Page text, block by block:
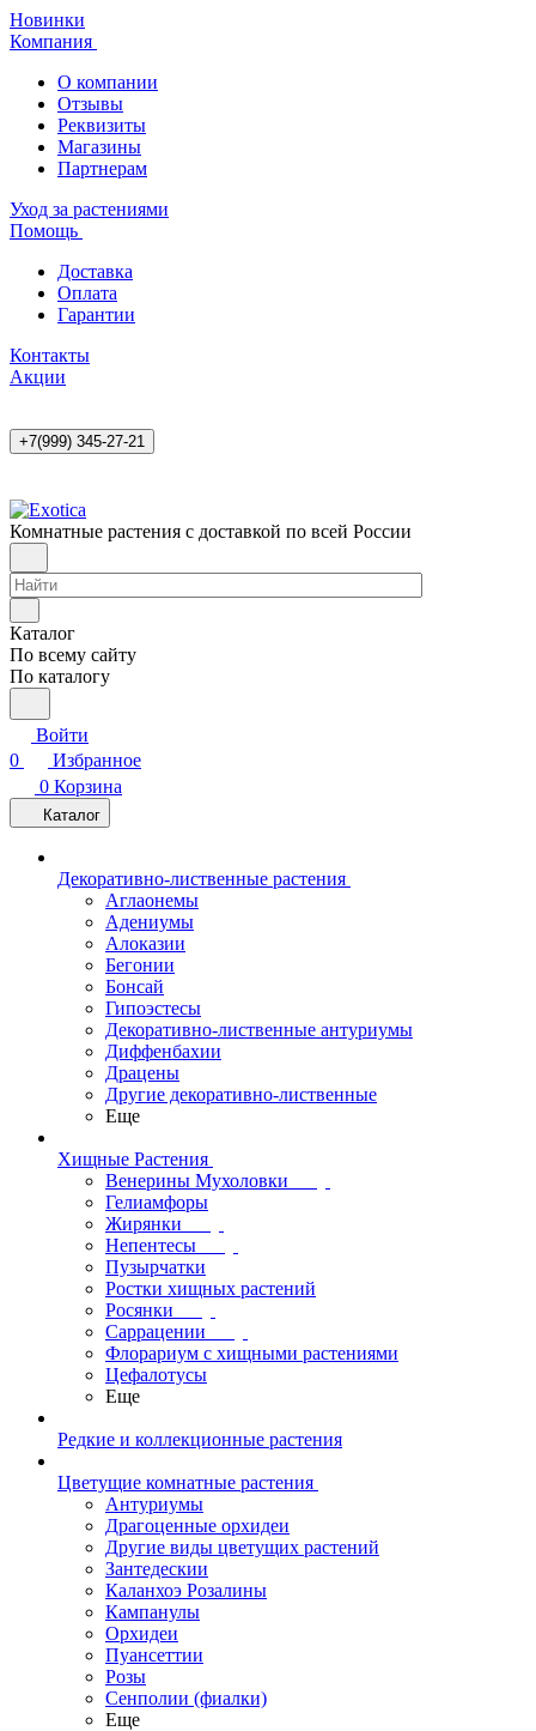
Новинки
Компания
О компании
Отзывы
Реквизиты
Магазины
Партнерам
Уход за растениями
Помощь
Доставка
Оплата
Гарантии
Контакты
Акции
+7(999) 345-27-21
Комнатные растения с доставкой по всей России
Каталог
По всему сайту
По каталогу
Войти
0
Избранное
0 Корзина
Каталог
Декоративно-лиственные растения
Аглаонемы
Адениумы
Алоказии
Бегонии
Бонсай
Гипоэстесы
Декоративно-лиственные антуриумы
Диффенбахии
Драцены
Другие декоративно-лиственные
Еще
Хищные Растения
Венерины Мухоловки
Гелиамфоры
Жирянки
Непентесы
Пузырчатки
Ростки хищных растений
Росянки
Саррацении
Флорариум с хищными растениями
Цефалотусы
Еще
Редкие и коллекционные растения
Цветущие комнатные растения
Антуриумы
Драгоценные орхидеи
Другие виды цветущих растений
Зантедескии
Каланхоэ Розалины
Кампанулы
Орхидеи
Пуансеттии
Розы
Сенполии (фиалки)
Еще